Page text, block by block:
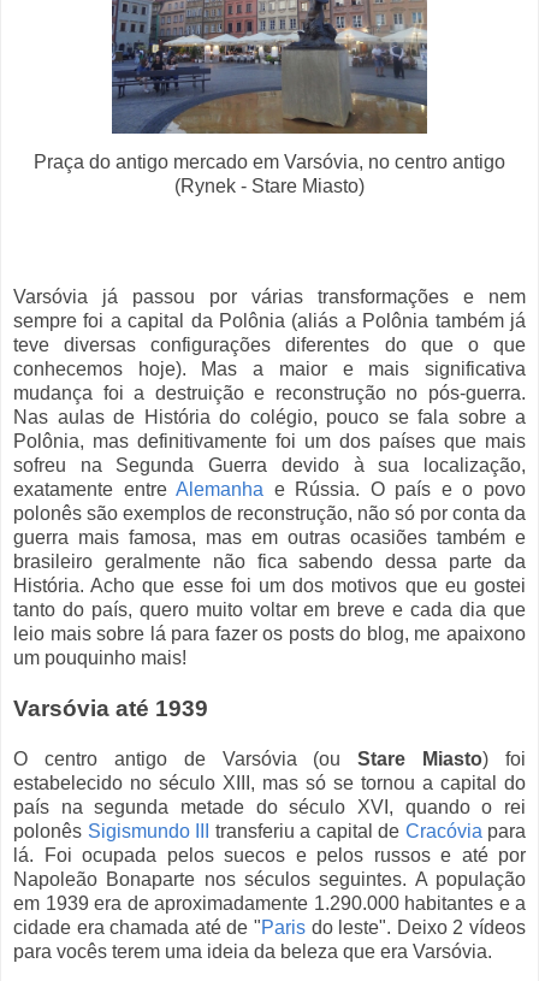
Praça do antigo mercado em Varsóvia, no centro antigo
(Rynek - Stare Miasto)
Varsóvia já passou por várias transformações e nem
sempre foi a capital da Polônia (aliás a Polônia também já
teve diversas configurações diferentes do que o que
conhecemos hoje). Mas a maior e mais significativa
mudança foi a destruição e reconstrução no pós-guerra.
Nas aulas de História do colégio, pouco se fala sobre a
Polônia, mas definitivamente foi um dos países que mais
sofreu na Segunda Guerra devido à sua localização,
exatamente entreAlemanha e Rússia. O país e o povo
polonês são exemplos de reconstrução, não só por conta da
guerra mais famosa, mas em outras ocasiões também e
brasileiro geralmente não fica sabendo dessa parte da
História. Acho que esse foi um dos motivos que eu gostei
tanto do país, quero muito voltar em breve e cada dia que
leio mais sobre lá para fazer os posts do blog, me apaixono
um pouquinho mais!
Varsóvia até 1939
O centro antigo de Varsóvia (ouStare Miasto) foi
estabelecido no século XIII, mas só se tornou a capital do
país na segunda metade do século XVI, quando o rei
polonês Sigismundo III transferiu a capital de Cracóvia para
lá. Foi ocupada pelos suecos e pelos russos e até por
Napoleão Bonaparte nos séculos seguintes. A população
em 1939 era de aproximadamente 1.290.000 habitantes e a
cidade era chamada até de "Paris do leste". Deixo 2 vídeos
para vocês terem uma ideia da beleza que era Varsóvia.